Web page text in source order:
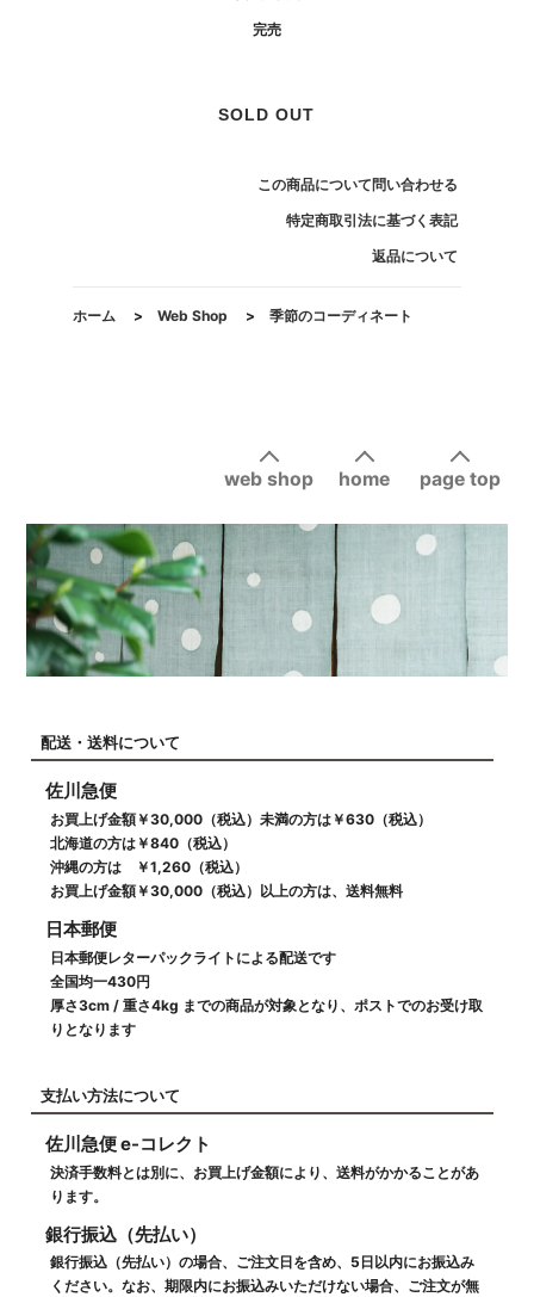
完売
SOLD OUT
この商品について問い合わせる
特定商取引法に基づく表記
返品について
ホーム > Web Shop > 季節のコーディネート
page top
home
web shop
配送・送料について
佐川急便
お買上げ金額￥30,000（税込）未満の方は￥630（税込）
北海道の方は￥840（税込）
沖縄の方は ￥1,260（税込）
お買上げ金額￥30,000（税込）以上の方は、送料無料
日本郵便
日本郵便レターパックライトによる配送です
全国均一430円
厚さ3cm / 重さ4kg までの商品が対象となり、ポストでのお受け取
りとなります
支払い方法について
佐川急便 e-コレクト
決済手数料とは別に、お買上げ金額により、送料がかかることがあ
ります。
銀行振込（先払い）
銀行振込（先払い）の場合、ご注文日を含め、5日以内にお振込み
ください。なお、期限内にお振込みいただけない場合、ご注文が無